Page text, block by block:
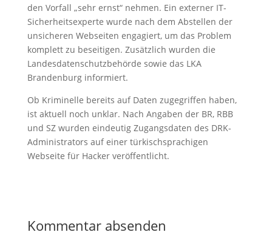
den Vorfall „sehr ernst“ nehmen. Ein externer IT-
Sicherheitsexperte wurde nach dem Abstellen der
unsicheren Webseiten engagiert, um das Problem
komplett zu beseitigen. Zusätzlich wurden die
Landesdatenschutzbehörde sowie das LKA
Brandenburg informiert.
Ob Kriminelle bereits auf Daten zugegriffen haben,
ist aktuell noch unklar. Nach Angaben der BR, RBB
und SZ wurden eindeutig Zugangsdaten des DRK-
Administrators auf einer türkischsprachigen
Webseite für Hacker veröffentlicht.
Kommentar absenden